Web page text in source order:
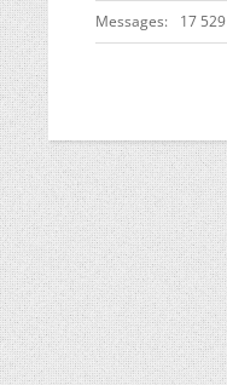
Messages 17 529